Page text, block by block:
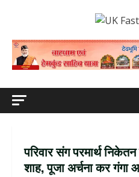
परिवार संग परमार्थ
शाह, पूजा अर्चना कर गंगा